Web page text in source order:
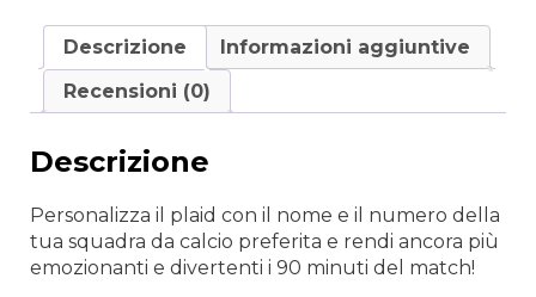
Descrizione
Informazioni aggiuntive
Recensioni (0)
Descrizione
Personalizza il plaid con il nome e il numero della
tua squadra da calcio preferita e rendi ancora più
emozionanti e divertenti i 90 minuti del match!